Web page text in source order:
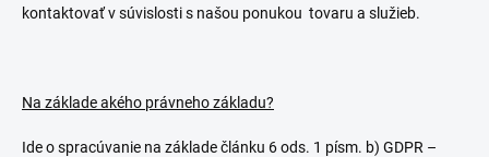
kontaktovať v súvislosti s našou ponukou tovaru a služieb.
Na základe akého právneho základu?
Ide o spracúvanie na základe článku 6 ods. 1 písm. b) GDPR –